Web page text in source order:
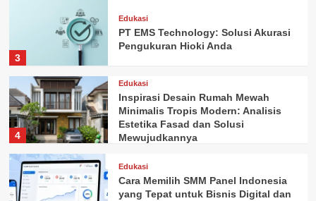
3
Edukasi
PT EMS Technology: Solusi Akurasi
Pengukuran Hioki Anda
4
Edukasi
Inspirasi Desain Rumah Mewah
Minimalis Tropis Modern: Analisis
Estetika Fasad dan Solusi
Mewujudkannya
Edukasi
Cara Memilih SMM Panel Indonesia
yang Tepat untuk Bisnis Digital dan